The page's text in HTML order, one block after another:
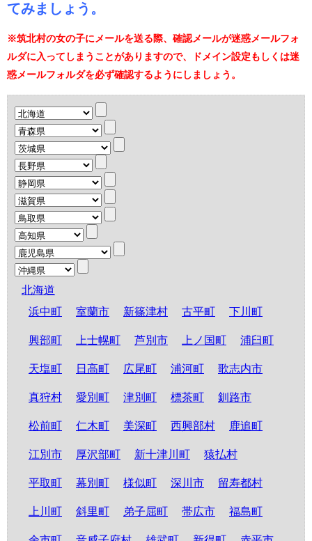
てみましょう。
※筑北村の女の子にメールを送る際、確認メールが迷惑メールフォ
ルダに入ってしまうことがありますので、ドメイン設定もしくは迷
惑メールフォルダを必ず確認するようにしましょう。
北海道
浜中町
室蘭市 新篠津村 古平町 下川町
興部町 上士幌町 芦別市 上ノ国町 浦臼町
天塩町 日高町 広尾町 浦河町 歌志内市
真狩村 愛別町 津別町 標茶町 釧路市
松前町 仁木町 美深町 西興部村 鹿追町
江別市 厚沢部町 新十津川町 猿払村
平取町 幕別町 様似町 深川市 留寿都村
上川町 斜里町 弟子屈町 帯広市 福島町